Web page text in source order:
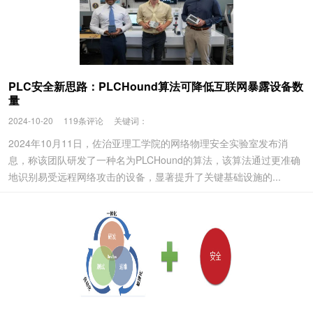
PLC安全新思路：PLCHound算法可降低互联网暴露设备数
量
2024-10-20 119条评论 关键词：
2024年10月11日，佐治亚理工学院的网络物理安全实验室发布消
息，称该团队研发了一种名为PLCHound的算法，该算法通过更准确
地识别易受远程网络攻击的设备，显著提升了关键基础设施的...